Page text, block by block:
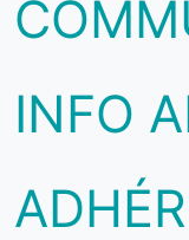
INFO